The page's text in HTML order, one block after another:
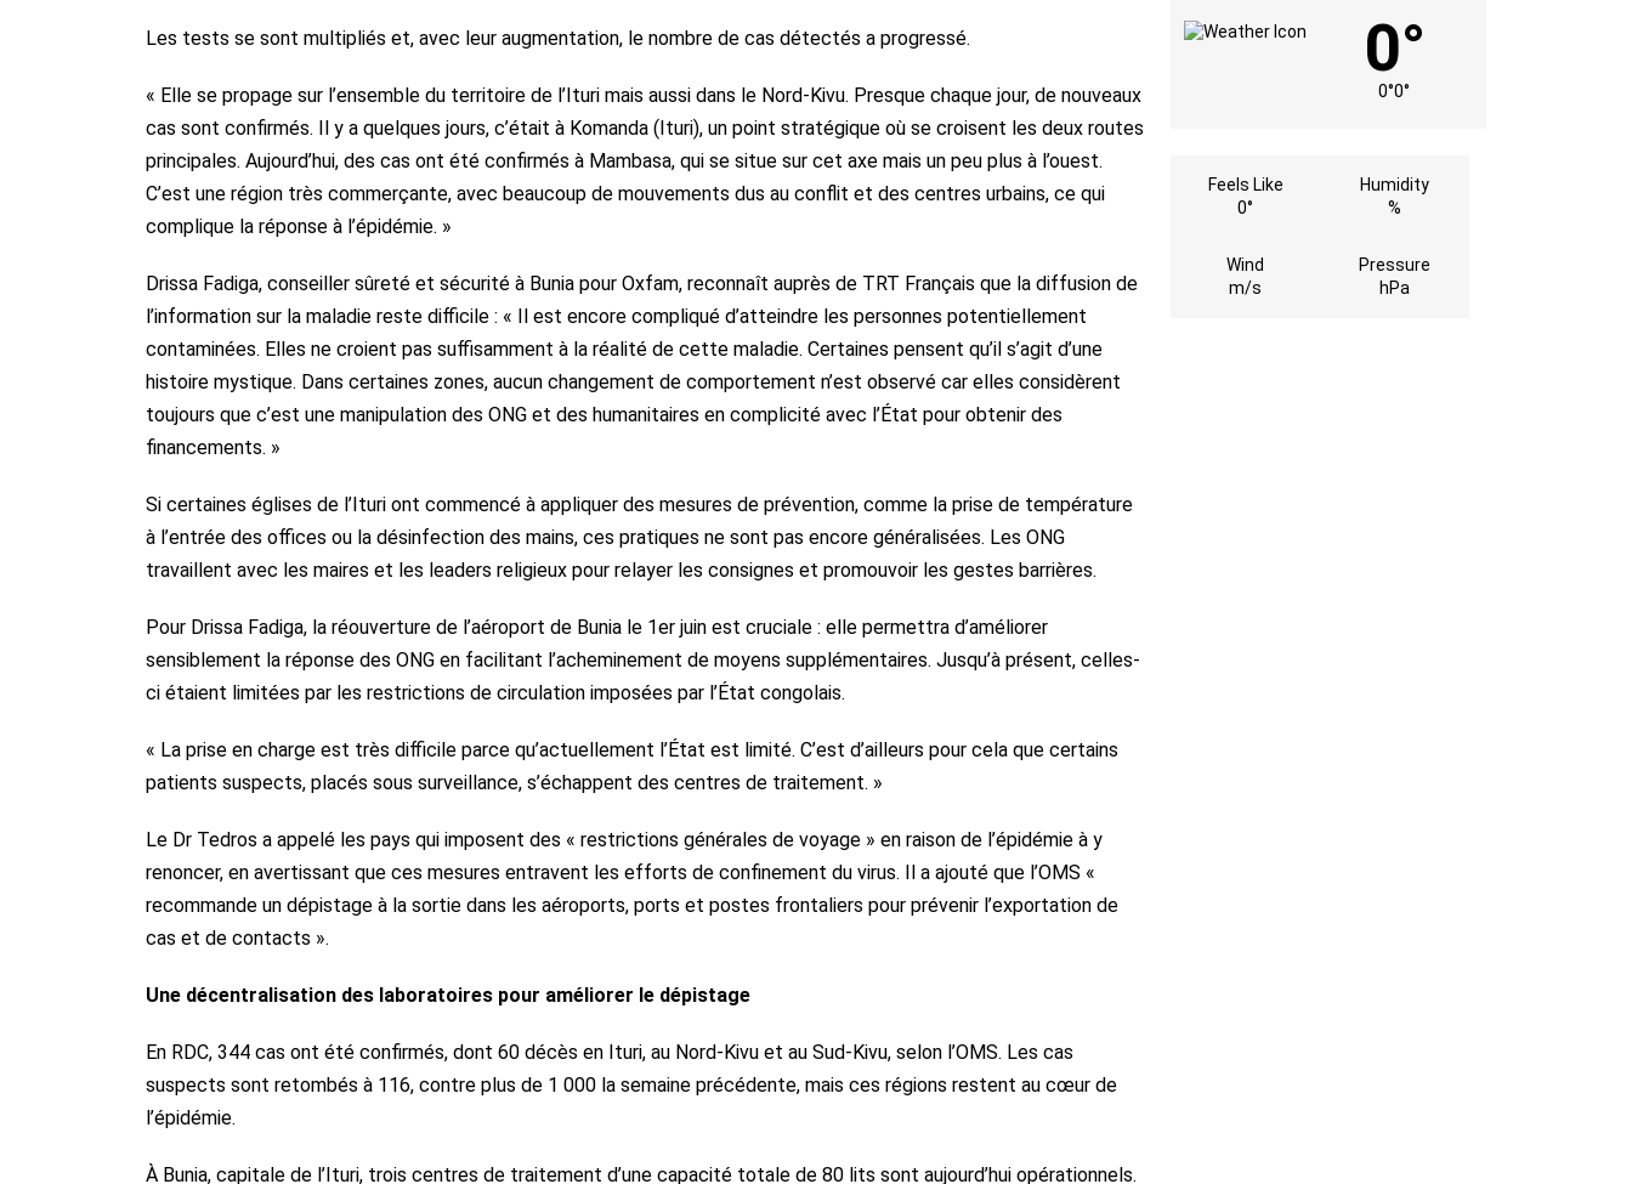
Les tests se sont multipliés et, avec leur augmentation, le nombre de cas détectés a progressé.
« Elle se propage sur l’ensemble du territoire de l’Ituri mais aussi dans le Nord-Kivu. Presque chaque jour, de nouveaux
cas sont confirmés. Il y a quelques jours, c’était à Komanda (Ituri), un point stratégique où se croisent les deux routes
principales. Aujourd’hui, des cas ont été confirmés à Mambasa, qui se situe sur cet axe mais un peu plus à l’ouest.
C’est une région très commerçante, avec beaucoup de mouvements dus au conflit et des centres urbains, ce qui
complique la réponse à l’épidémie. »
Drissa Fadiga, conseiller sûreté et sécurité à Bunia pour Oxfam, reconnaît auprès de TRT Français que la diffusion de
l’information sur la maladie reste difficile : « Il est encore compliqué d’atteindre les personnes potentiellement
contaminées. Elles ne croient pas suffisamment à la réalité de cette maladie. Certaines pensent qu’il s’agit d’une
histoire mystique. Dans certaines zones, aucun changement de comportement n’est observé car elles considèrent
toujours que c’est une manipulation des ONG et des humanitaires en complicité avec l’État pour obtenir des
financements. »
Si certaines églises de l’Ituri ont commencé à appliquer des mesures de prévention, comme la prise de température
à l’entrée des offices ou la désinfection des mains, ces pratiques ne sont pas encore généralisées. Les ONG
travaillent avec les maires et les leaders religieux pour relayer les consignes et promouvoir les gestes barrières.
Pour Drissa Fadiga, la réouverture de l’aéroport de Bunia le 1er juin est cruciale : elle permettra d’améliorer
sensiblement la réponse des ONG en facilitant l’acheminement de moyens supplémentaires. Jusqu’à présent, celles-
ci étaient limitées par les restrictions de circulation imposées par l’État congolais.
« La prise en charge est très difficile parce qu’actuellement l’État est limité. C’est d’ailleurs pour cela que certains
patients suspects, placés sous surveillance, s’échappent des centres de traitement. »
Le Dr Tedros a appelé les pays qui imposent des « restrictions générales de voyage » en raison de l’épidémie à y
renoncer, en avertissant que ces mesures entravent les efforts de confinement du virus. Il a ajouté que l’OMS «
recommande un dépistage à la sortie dans les aéroports, ports et postes frontaliers pour prévenir l’exportation de
cas et de contacts ».
Une décentralisation des laboratoires pour améliorer le dépistage
En RDC, 344 cas ont été confirmés, dont 60 décès en Ituri, au Nord-Kivu et au Sud-Kivu, selon l’OMS. Les cas
suspects sont retombés à 116, contre plus de 1 000 la semaine précédente, mais ces régions restent au cœur de
l’épidémie.
À Bunia, capitale de l’Ituri, trois centres de traitement d’une capacité totale de 80 lits sont aujourd’hui opérationnels.
0°
0°0°
Feels Like
0°
Humidity
%
Wind
m/s
Pressure
hPa